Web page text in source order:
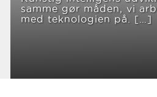
samme gør måden, vi
med teknologien på. […]
Schweiz